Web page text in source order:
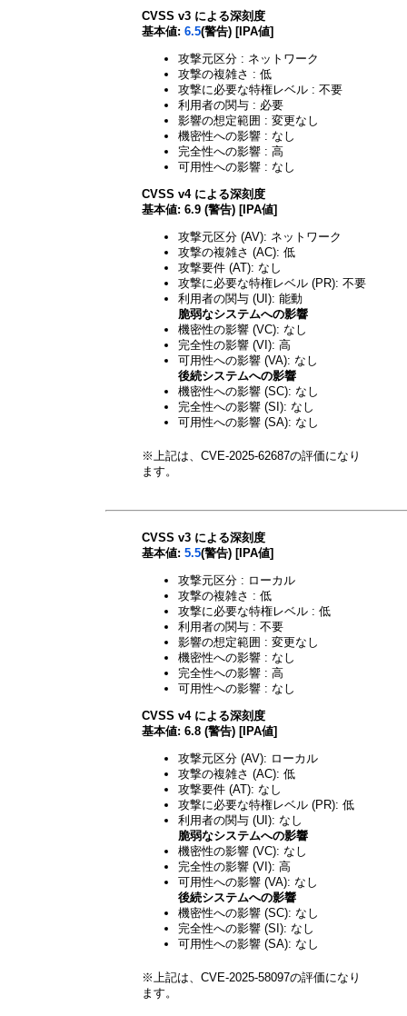
CVSS v3 による深刻度
基本値: 6.5(警告) [IPA値]
攻撃元区分 : ネットワーク
攻撃の複雑さ : 低
攻撃に必要な特権レベル : 不要
利用者の関与 : 必要
影響の想定範囲 : 変更なし
機密性への影響 : なし
完全性への影響 : 高
可用性への影響 : なし
CVSS v4 による深刻度
基本値: 6.9 (警告) [IPA値]
攻撃元区分 (AV): ネットワーク
攻撃の複雑さ (AC): 低
攻撃要件 (AT): なし
攻撃に必要な特権レベル (PR): 不要
利用者の関与 (UI): 能動
脆弱なシステムへの影響
機密性の影響 (VC): なし
完全性の影響 (VI): 高
可用性への影響 (VA): なし
後続システムへの影響
機密性への影響 (SC): なし
完全性への影響 (SI): なし
可用性への影響 (SA): なし
※上記は、CVE-2025-62687の評価になり
ます。
CVSS v3 による深刻度
基本値: 5.5(警告) [IPA値]
攻撃元区分 : ローカル
攻撃の複雑さ : 低
攻撃に必要な特権レベル : 低
利用者の関与 : 不要
影響の想定範囲 : 変更なし
機密性への影響 : なし
完全性への影響 : 高
可用性への影響 : なし
CVSS v4 による深刻度
基本値: 6.8 (警告) [IPA値]
攻撃元区分 (AV): ローカル
攻撃の複雑さ (AC): 低
攻撃要件 (AT): なし
攻撃に必要な特権レベル (PR): 低
利用者の関与 (UI): なし
脆弱なシステムへの影響
機密性の影響 (VC): なし
完全性の影響 (VI): 高
可用性への影響 (VA): なし
後続システムへの影響
機密性への影響 (SC): なし
完全性への影響 (SI): なし
可用性への影響 (SA): なし
※上記は、CVE-2025-58097の評価になり
ます。